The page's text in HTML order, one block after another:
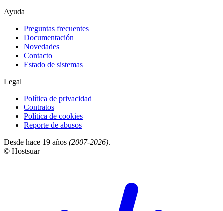
Ayuda
Preguntas frecuentes
Documentación
Novedades
Contacto
Estado de sistemas
Legal
Política de privacidad
Contratos
Política de cookies
Reporte de abusos
Desde hace 19 años (2007-2026).
© Hostsuar